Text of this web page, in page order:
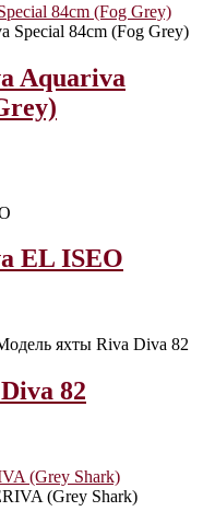
84cm (Fog Grey)
Aquariva
EL ISEO
82
(Grey Shark)